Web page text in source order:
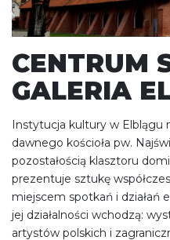
CENTRUM
GALERIA
Instytucja kultury w Elblągu
dawnego kościoła pw.
pozostałością klasztoru
prezentuje sztukę
miejscem spotkań i działań
jej działalności wchodzą:
artystów polskich i